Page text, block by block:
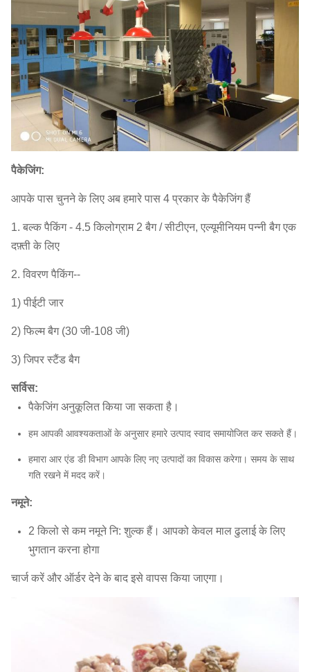
1000kgs
डिलीवरी का
समय
25 कार्यदिवसों के भीतर (लोडिंग बंदरगाह के लिए: शंघाई,
चीन)
भुगतान की
शर्तें
टी / टी, एल / सी
उपलब्ध
पैकेजिंग:
आपके पास चुनने के लिए अब हमारे पास 4 प्रकार के पैकेजिंग हैं
1. बल्क पैकिंग - 4.5 किलोग्राम 2 बैग / सीटीएन, एल्यूमीनियम पन्नी बैग एक
दफ़्ती के लिए
2. विवरण पैकिंग--
1) पीईटी जार
2) फिल्म बैग (30 जी-108 जी)
3) जिपर स्टैंड बैग
सर्विस:
पैकेजिंग अनुकूलित किया जा सकता है।
हम आपकी आवश्यकताओं के अनुसार हमारे उत्पाद स्वाद समायोजित कर सकते हैं।
हमारा आर एंड डी विभाग आपके लिए नए उत्पादों का विकास करेगा। समय के साथ
गति रखने में मदद करें।
नमूने:
2 किलो से कम नमूने नि: शुल्क हैं। आपको केवल माल ढुलाई के लिए
भुगतान करना होगा
चार्ज करें और ऑर्डर देने के बाद इसे वापस किया जाएगा।